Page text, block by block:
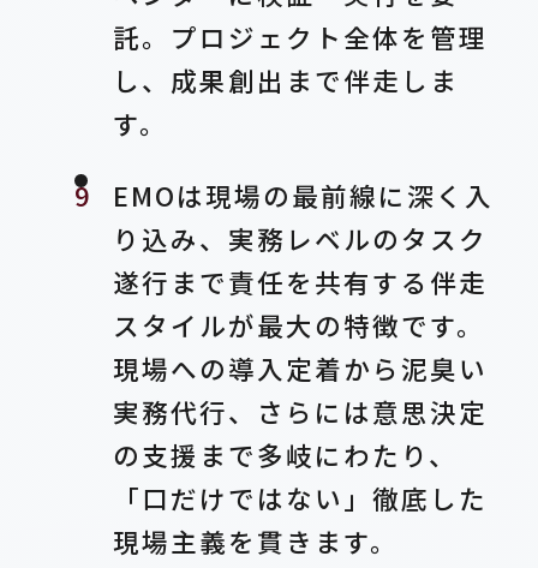
託。プロジェクト全体を管理
し、成果創出まで伴走しま
す。
EMOは現場の最前線に深く入
り込み、実務レベルのタスク
遂行まで責任を共有する伴走
スタイルが最大の特徴です。
現場への導入定着から泥臭い
実務代行、さらには意思決定
の支援まで多岐にわたり、
「口だけではない」徹底した
現場主義を貫きます。